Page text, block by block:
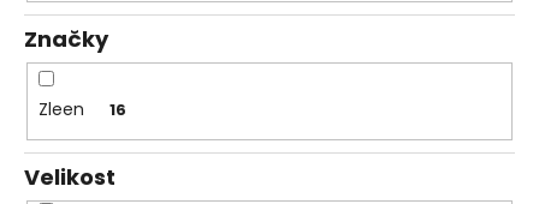
Značky
Zleen 16
Velikost